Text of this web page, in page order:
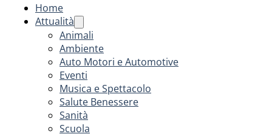
Home
Attualità
Animali
Ambiente
Auto Motori e Automotive
Eventi
Musica e Spettacolo
Salute Benessere
Sanità
Scuola